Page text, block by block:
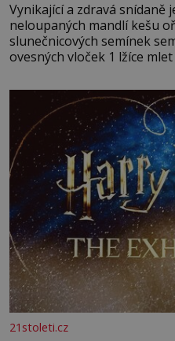
Vynikající a zdravá snídaně je tu! Suroviny Vždy 1
neloupaných mandlí kešu
slunečnicových semínek
ovesných vloček 1 lžíce mlet
21stoleti.cz